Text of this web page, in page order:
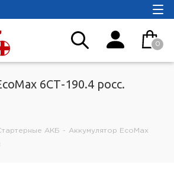
0
6СТ-190.4 росс.
АКБ - Аккумулятор EcoMax